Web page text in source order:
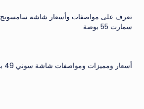
تعرف على مواصفات وأسعار شاشة سامسونج
سمارت 55 بوصة
أسعار ومميزات ومواصفات شاشة سوني 49 بوصة